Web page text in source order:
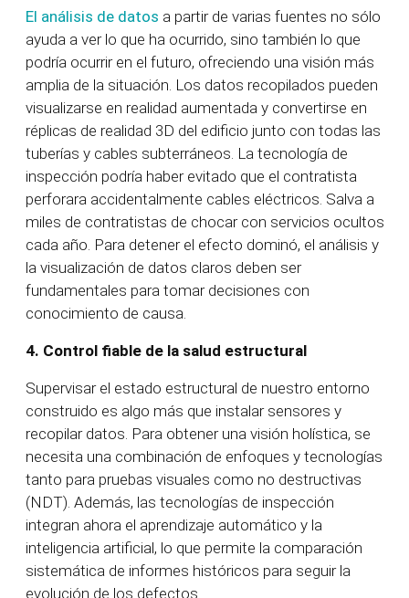
El análisis de datos a partir de varias fuentes no sólo
ayuda a ver lo que ha ocurrido, sino también lo que
podría ocurrir en el futuro, ofreciendo una visión más
amplia de la situación. Los datos recopilados pueden
visualizarse en realidad aumentada y convertirse en
réplicas de realidad 3D del edificio junto con todas las
tuberías y cables subterráneos. La tecnología de
inspección podría haber evitado que el contratista
perforara accidentalmente cables eléctricos. Salva a
miles de contratistas de chocar con servicios ocultos
cada año. Para detener el efecto dominó, el análisis y
la visualización de datos claros deben ser
fundamentales para tomar decisiones con
conocimiento de causa.
4. Control fiable de la salud estructural
Supervisar el estado estructural de nuestro entorno
construido es algo más que instalar sensores y
recopilar datos. Para obtener una visión holística, se
necesita una combinación de enfoques y tecnologías
tanto para pruebas visuales como no destructivas
(NDT). Además, las tecnologías de inspección
integran ahora el aprendizaje automático y la
inteligencia artificial, lo que permite la comparación
sistemática de informes históricos para seguir la
evolución de los defectos.